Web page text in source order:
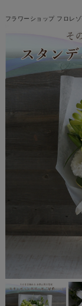
フラワーショップ フロレゾ